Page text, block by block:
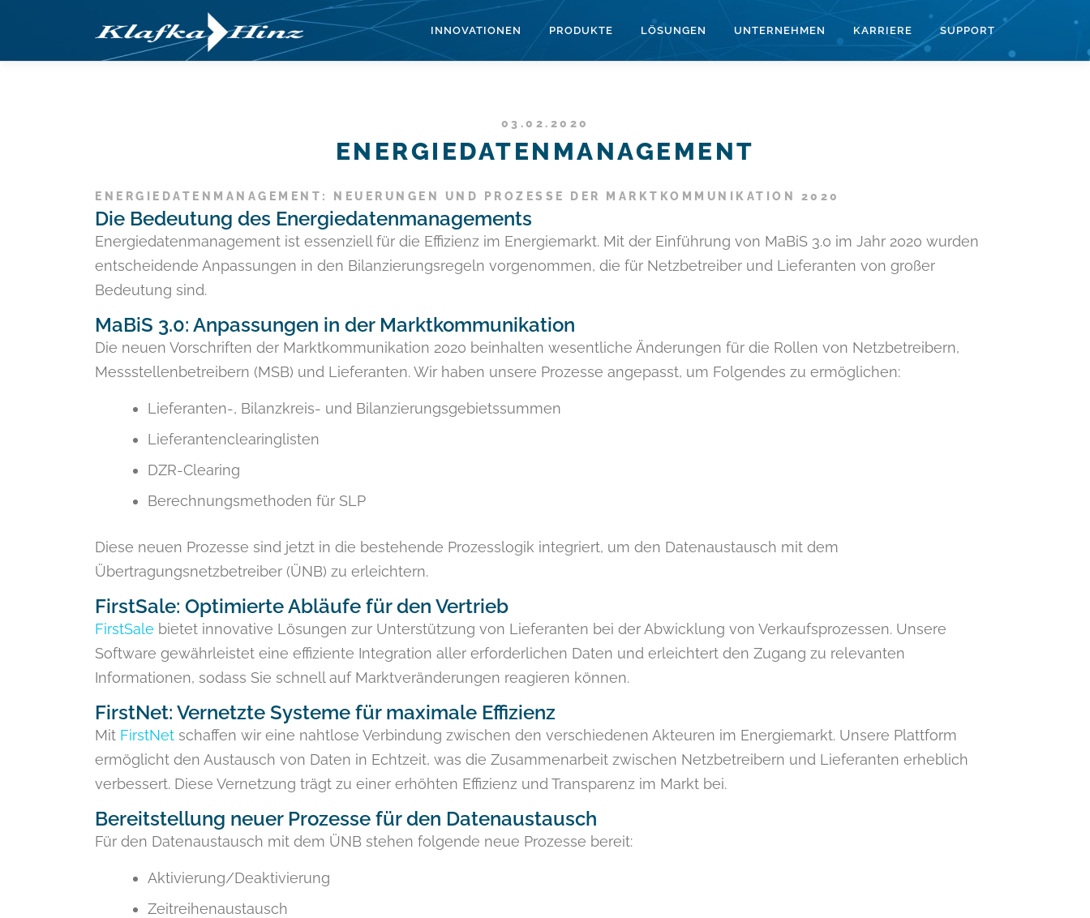
springen
INNOVATIONEN PRODUKTE LÖSUNGEN UNTERNEHMEN KARRIERE SUPPORT
03.02.2020
ENERGIEDATENMANAGEMENT
ENERGIEDATENMANAGEMENT: NEUERUNGEN UND PROZESSE DER MARKTKOMMUNIKATION 2020
Die Bedeutung des Energiedatenmanagements
Energiedatenmanagement ist essenziell für die Effizienz im Energiemarkt. Mit der Einführung von MaBiS 3.0 im Jahr 2020 wurden
entscheidende Anpassungen in den Bilanzierungsregeln vorgenommen, die für Netzbetreiber und Lieferanten von großer
Bedeutung sind.
MaBiS 3.0: Anpassungen in der Marktkommunikation
Die neuen Vorschriften der Marktkommunikation 2020 beinhalten wesentliche Änderungen für die Rollen von Netzbetreibern,
Messstellenbetreibern (MSB) und Lieferanten. Wir haben unsere Prozesse angepasst, um Folgendes zu ermöglichen:
Lieferanten-, Bilanzkreis- und Bilanzierungsgebietssummen
Lieferantenclearinglisten
DZR-Clearing
Berechnungsmethoden für SLP
Diese neuen Prozesse sind jetzt in die bestehende Prozesslogik integriert, um den Datenaustausch mit dem
Übertragungsnetzbetreiber (ÜNB) zu erleichtern.
FirstSale: Optimierte Abläufe für den Vertrieb
FirstSale bietet innovative Lösungen zur Unterstützung von Lieferanten bei der Abwicklung von Verkaufsprozessen. Unsere
Software gewährleistet eine effiziente Integration aller erforderlichen Daten und erleichtert den Zugang zu relevanten
Informationen, sodass Sie schnell auf Marktveränderungen reagieren können.
FirstNet: Vernetzte Systeme für maximale Effizienz
Mit FirstNet schaffen wir eine nahtlose Verbindung zwischen den verschiedenen Akteuren im Energiemarkt. Unsere Plattform
ermöglicht den Austausch von Daten in Echtzeit, was die Zusammenarbeit zwischen Netzbetreibern und Lieferanten erheblich
verbessert. Diese Vernetzung trägt zu einer erhöhten Effizienz und Transparenz im Markt bei.
Bereitstellung neuer Prozesse für den Datenaustausch
Für den Datenaustausch mit dem ÜNB stehen folgende neue Prozesse bereit:
Aktivierung/Deaktivierung
Zeitreihenaustausch